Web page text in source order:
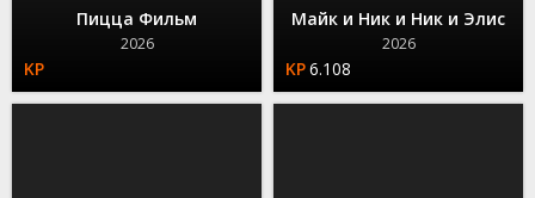
Пицца Фильм
2026
Майк и Ник и Ник и Элис
2026
6.108